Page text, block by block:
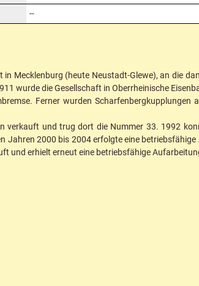
--
Mecklenburg (heute Neustadt-Glewe), an die
wurde die Gesellschaft in Oberrheinische
Ferner wurden
und trug dort die Nummer 33. 1992
Jahren 2000 bis 2004 erfolgte eine
und erhielt erneut eine betriebsfähige